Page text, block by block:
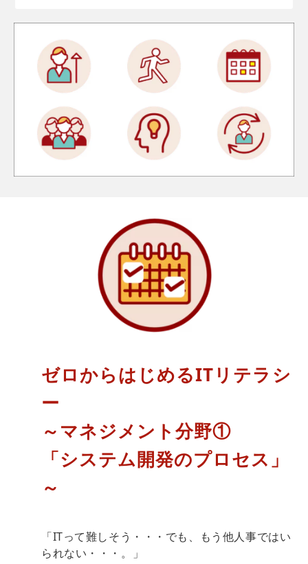
ゼロからはじめるITリテラシ
ー
～マネジメント分野①
「システム開発のプロセス」
～
「ITって難しそう・・・でも、もう他人事ではい
られない・・・。」